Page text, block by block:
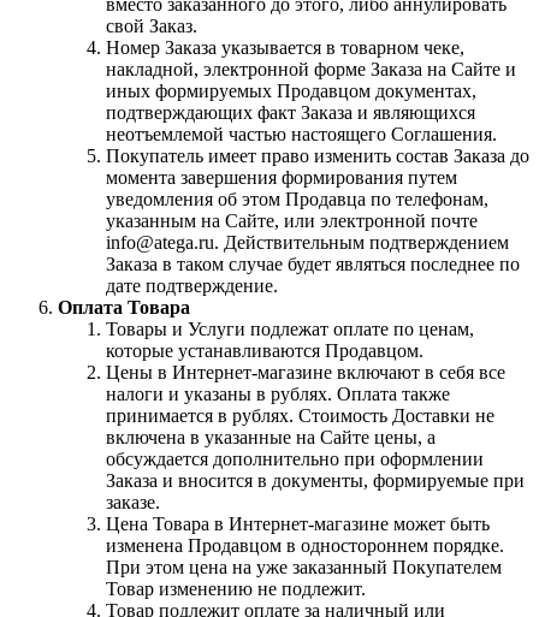
свой Заказ.
Номер Заказа указывается в товарном чеке,
накладной, электронной форме Заказа на Сайте и
иных формируемых Продавцом документах,
подтверждающих факт Заказа и являющихся
неотъемлемой частью настоящего Соглашения.
Покупатель имеет право изменить состав Заказа до
момента завершения формирования путем
уведомления об этом Продавца по телефонам,
указанным на Сайте, или электронной почте
info@atega.ru. Действительным подтверждением
Заказа в таком случае будет являться последнее по
дате подтверждение.
Оплата Товара
Товары и Услуги подлежат оплате по ценам,
которые устанавливаются Продавцом.
Цены в Интернет-магазине включают в себя все
налоги и указаны в рублях. Оплата также
принимается в рублях. Стоимость Доставки не
включена в указанные на Сайте цены, а
обсуждается дополнительно при оформлении
Заказа и вносится в документы, формируемые при
заказе.
Цена Товара в Интернет-магазине может быть
изменена Продавцом в одностороннем порядке.
При этом цена на уже заказанный Покупателем
Товар изменению не подлежит.
Товар подлежит оплате за наличный или